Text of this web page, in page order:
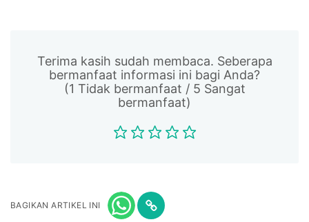
Terima kasih sudah membaca. Seberapa
bermanfaat informasi ini bagi Anda?
(1 Tidak bermanfaat / 5 Sangat
bermanfaat)
BAGIKAN ARTIKEL INI